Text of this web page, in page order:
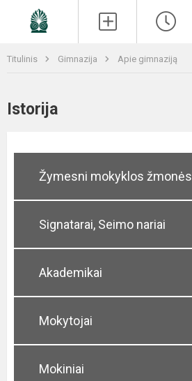
Titulinis Gimnazija Apie gimnaziją
Istorija
Žymesni mokyklos žmonės
Signatarai, Seimo nariai
Akademikai
Mokytojai
Mokiniai